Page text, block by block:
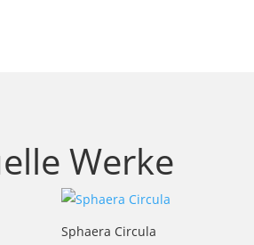
Werke
Sphaera Circula